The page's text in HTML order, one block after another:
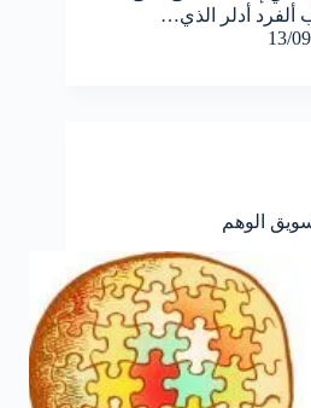
ألفرد أدلر الذي…
13/
الوهم